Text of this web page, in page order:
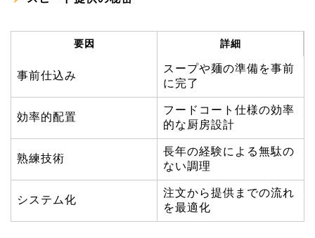
要因 詳細
事前仕込み
スープや麺の準備を事前
に完了
効率的配置
フードコート仕様の効率
的な厨房設計
熟練技術
長年の経験による無駄の
ない調理
システム化
注文から提供までの流れ
を最適化